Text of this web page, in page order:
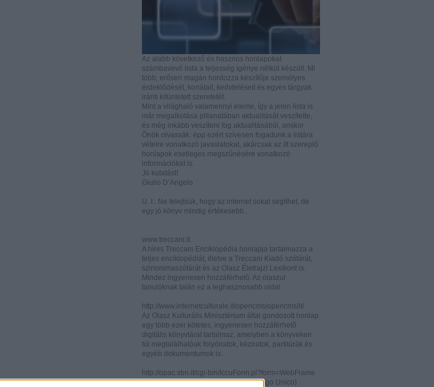
Az alább következő és hasznos honlapokat
számbavevő lista a teljesség igénye nélkül készült. Mi
több, erősen magán hordozza készítője személyes
érdeklődését, korlátait, kedvteléseit és egyes tárgyak
iránti kitüntetett szeretetét.
Mint a világhaló valamennyi eleme, így a jelen lista is
már megalkotása pillanatában aktualitását veszítette,
és még inkább veszíteni fog aktualitásából, amikor
Önök olvassák: épp ezért szívesen fogadunk a listára
vételre vonatkozó javaslatokat, akárcsak az itt szereplő
honlapok esetleges megszűnésére vonatkozó
információkat is.
Jó kutatást!
Giulio D’Angelo
U. I.: Ne felejtsük, hogy az internet sokat segíthet, de
egy jó könyv mindig értékesebb...
www.treccani.it
A híres Treccani Enciklopédia honlapja tartalmazza a
teljes enciklopédiát, illetve a Treccani Kiadó szótárát,
szinonimaszótárát és az Olasz Életrajzi Lexikont is.
Mindez ingyenesen hozzáférhető. Az olaszul
tanulóknak talán ez a leghasznosabb oldal.
http://www.internetculturale.it/opencms/opencms/it/
Az Olasz Kulturális Minisztérium által gondozott honlap
egy több ezer kötetes, ingyenesen hozzáférhető
digitális könyvtárat tartalmaz, amelyben a könyveken
túl megtalálhatóak folyóiratok, kéziratok, partitúrák és
egyéb dokumentumok is.
http://opac.sbn.it/cgi-bin/IccuForm.pl?form=WebFrame
Az ICCU (Istituto Centrale per il Catalogo Unico)